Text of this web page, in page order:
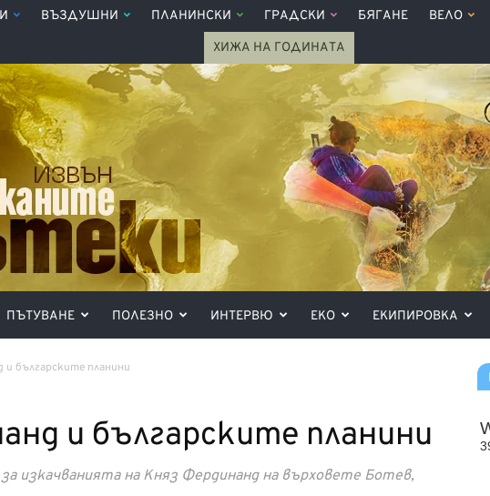
ВЪЗДУШНИ ПЛАНИНСКИ ГРАДСКИ БЯГАНЕ ВЕЛО
ХИЖА НА ГОДИНАТА
ПЪТУВАНЕ ПОЛЕЗНО ИНТЕРВЮ ЕКО ЕКИПИРОВКА
българските планини
и българските планини
изкачванията на Княз Фердинанд на върховете Ботев,